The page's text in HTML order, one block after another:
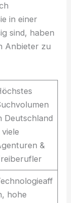
in einer
sind, haben
Anbieter zu
Deutschland
viele
&
hohe